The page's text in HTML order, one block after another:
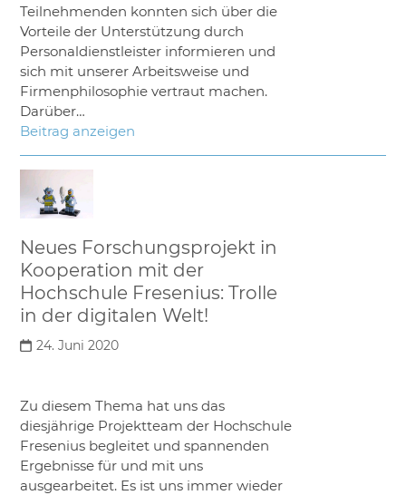
Teilnehmenden konnten sich über die
Vorteile der Unterstützung durch
Personaldienstleister informieren und
sich mit unserer Arbeitsweise und
Firmenphilosophie vertraut machen.
Darüber…
Beitrag anzeigen
Neues Forschungsprojekt in
Kooperation mit der
Hochschule Fresenius: Trolle
in der digitalen Welt!
24. Juni 2020
Zu diesem Thema hat uns das
diesjährige Projektteam der Hochschule
Fresenius begleitet und spannenden
Ergebnisse für und mit uns
ausgearbeitet. Es ist uns immer wieder